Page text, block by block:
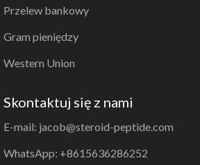
Przelew bankowy
Gram pieniędzy
Western Union
Skontaktuj się z nami
E-mail: jacob@steroid-peptide.com
WhatsApp: +8615636286252